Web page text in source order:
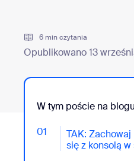
Aplikacje i integracje
Zainstaluj na komputerze
6 min czytania
Opublikowano 13
W tym poście na blogu
01
TAK:
się z konsolą
- Jumplink to TAK: